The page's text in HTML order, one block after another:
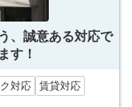
、誠意ある対応で
す！
対応 賃貸対応